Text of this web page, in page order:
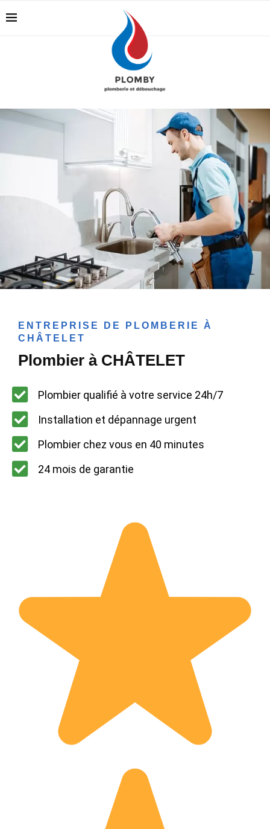
ENTREPRISE DE PLOMBERIE À
CHÂTELET
Plombier à CHÂTELET
Plombier qualifié à votre service 24h/7
Installation et dépannage urgent
Plombier chez vous en 40 minutes
24 mois de garantie